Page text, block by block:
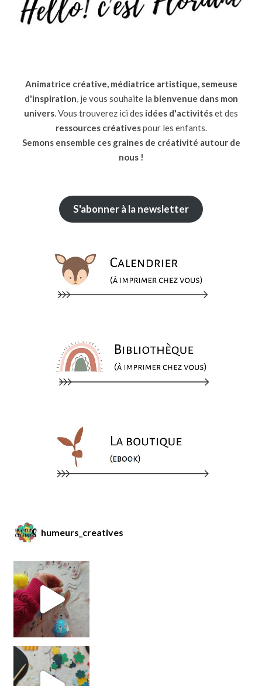
Animatrice créative, médiatrice artistique, semeuse
d'inspiration, je vous souhaite la bienvenue dans mon
univers. Vous trouverez ici des idées d'activitéset des
ressources créativespour les enfants.
Semons ensemble ces graines de créativité autour de
nous !
S'abonner à la newsletter
humeurs_creatives